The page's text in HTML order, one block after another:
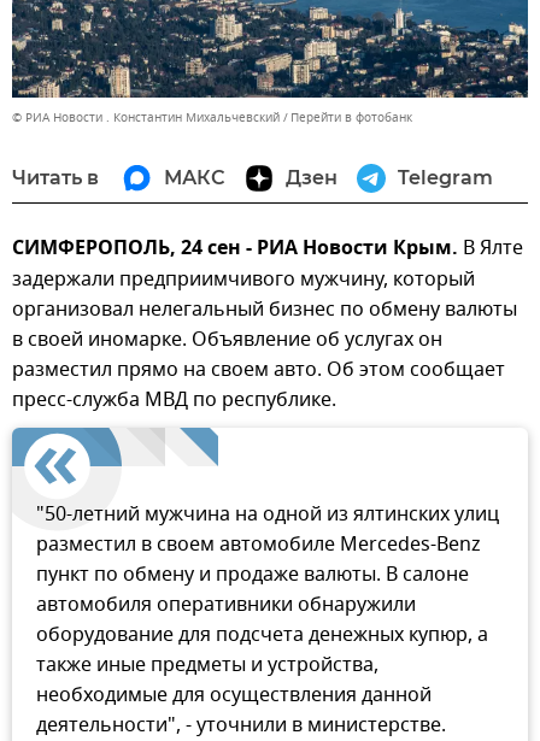
© РИА Новости . Константин Михальчевский Перейти в фотобанк
Читать в МАКС Дзен Telegram
СИМФЕРОПОЛЬ, 24 сен - РИА Новости Крым. В Ялте
задержали предприимчивого мужчину, который
организовал нелегальный бизнес по обмену валюты
в своей иномарке. Объявление об услугах он
разместил прямо на своем авто. Об этом сообщает
пресс-служба МВД по республике.
"50-летний мужчина на одной из ялтинских улиц
разместил в своем автомобиле Mercedes-Benz
пункт по обмену и продаже валюты. В салоне
автомобиля оперативники обнаружили
оборудование для подсчета денежных купюр, а
также иные предметы и устройства,
необходимые для осуществления данной
деятельности", - уточнили в министерстве.